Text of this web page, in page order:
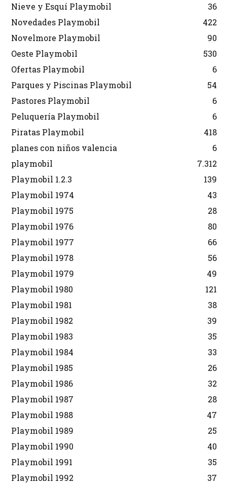
Nieve y Esquí Playmobil
36
Novedades Playmobil
422
Novelmore Playmobil
90
Oeste Playmobil
530
Ofertas Playmobil
6
Parques y Piscinas Playmobil
54
Pastores Playmobil
6
Peluquería Playmobil
6
Piratas Playmobil
418
planes con niños valencia
6
playmobil
7.312
Playmobil 1.2.3
139
Playmobil 1974
43
Playmobil 1975
28
Playmobil 1976
80
Playmobil 1977
66
Playmobil 1978
56
Playmobil 1979
49
Playmobil 1980
121
Playmobil 1981
38
Playmobil 1982
39
Playmobil 1983
35
Playmobil 1984
33
Playmobil 1985
26
Playmobil 1986
32
Playmobil 1987
28
Playmobil 1988
47
Playmobil 1989
25
Playmobil 1990
40
Playmobil 1991
35
Playmobil 1992
37